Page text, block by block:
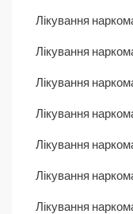
Лікування
Лікування
Лікування
Лікування
Лікування
Лікування
Лікування